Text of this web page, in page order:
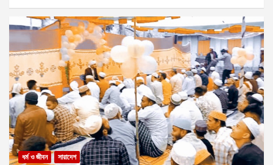
ধর্ম ও জীবন সারাদেশ